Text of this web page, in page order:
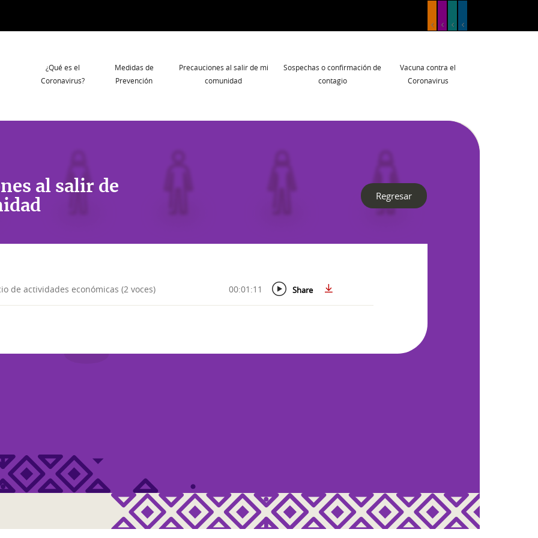
Navegación
principal
¿Qué es el
Coronavirus?
Medidas de
Prevención
Precauciones al salir de mi
comunidad
Sospechas o confirmación de
contagio
Vacuna contra el
Coronavirus
al salir de
Regresar
de actividades económicas (2 voces) 00:01:11 Share